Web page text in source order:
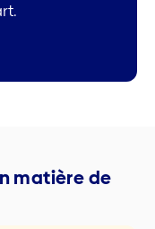
matière de